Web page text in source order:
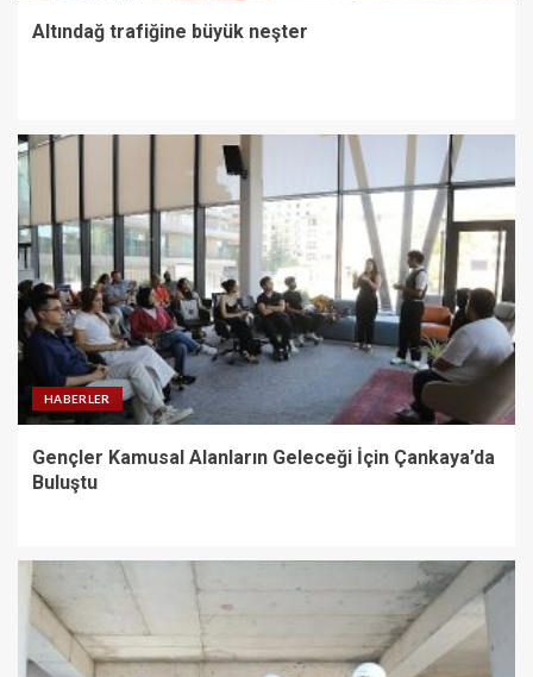
Altındağ trafiğine büyük neşter
HABERLER
Gençler Kamusal Alanların Geleceği İçin Çankaya’da
Buluştu